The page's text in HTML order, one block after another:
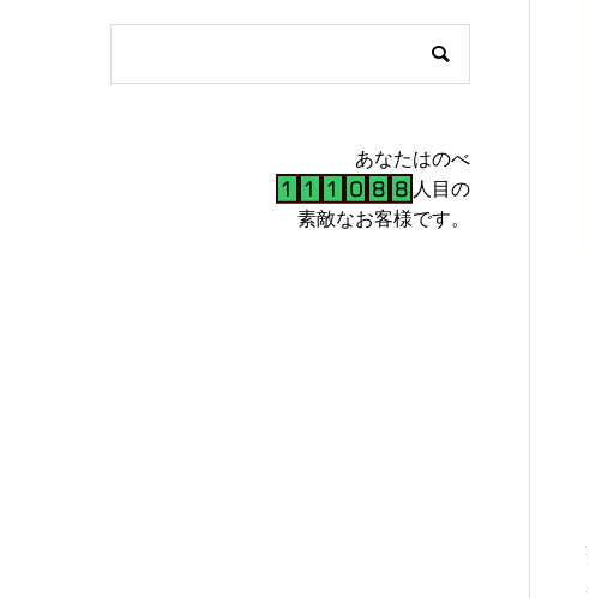
あなたはのべ
人目の
素敵なお客様です。